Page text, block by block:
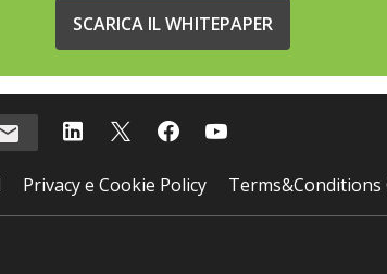
SCARICA IL WHITEPAPER
Privacy e Cookie Policy Terms&Conditions